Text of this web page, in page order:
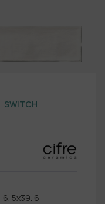
SWITCH
6. 5x39. 6